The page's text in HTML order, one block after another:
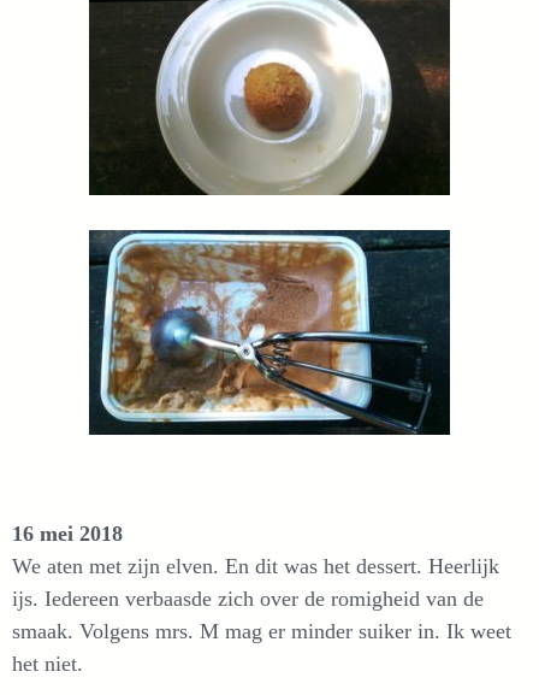
16 mei 2018
We aten met zijn elven. En dit was het dessert. Heerlijk
ijs. Iedereen verbaasde zich over de romigheid van de
smaak. Volgens mrs. M mag er minder suiker in. Ik weet
het niet.